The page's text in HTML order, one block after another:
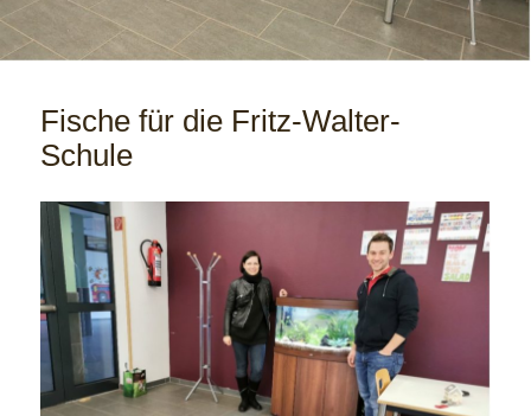
Fische für die Fritz-Walter-
Schule